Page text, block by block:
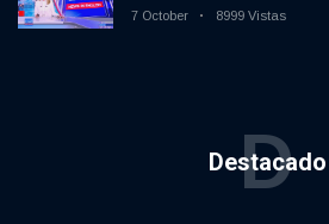
7 October 8999 Vistas
Destacado
D